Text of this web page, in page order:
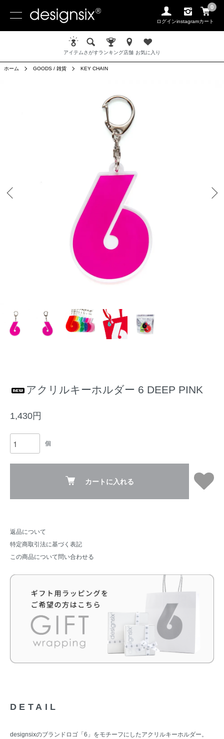
ログインinstagram
0
カート
アイテムさがすランキング店舗 お気に入り
ホーム GOODS / 雑貨 KEY CHAIN
アクリルキーホルダー 6 DEEP PINK
1,430円
個
カートに入れる
返品について
特定商取引法に基づく表記
この商品について問い合わせる
DETAIL
designsixのブランドロゴ「6」をモチーフにしたアクリルキーホルダー。